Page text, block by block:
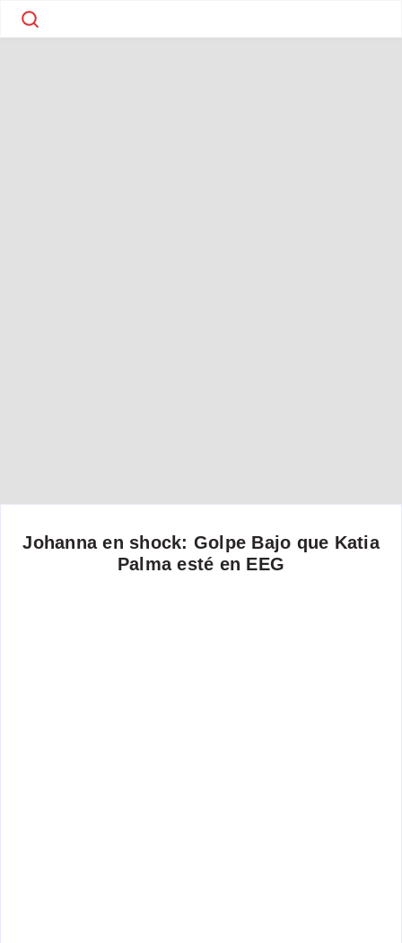
Johanna en shock: Golpe Bajo que Katia
Palma esté en EEG